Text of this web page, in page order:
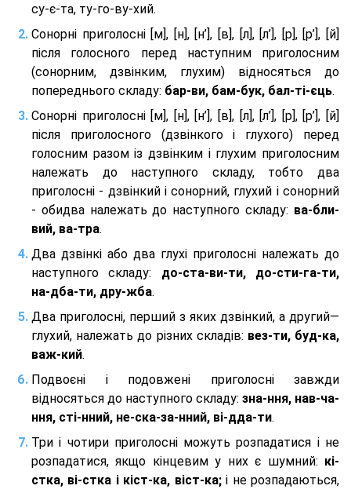
су-є-та, ту-го-ву-хий.
Сонорні приголосні [м], [н], [н’], [в], [л], [л’], [р], [р’], [й]
після голосного перед наступним приголосним
(сонорним, дзвінким, глухим) відносяться до
попереднього складу: бар-ви, бам-бук, бал-ті-єць.
Сонорні приголосні [м], [н], [н’], [в], [л], [л’], [р], [р’], [й]
після приголосного (дзвінкого і глухого) перед
голосним разом із дзвінким і глухим приголосним
належать до наступного складу, тобто два
приголосні - дзвінкий і сонорний, глухий і сонорний
- обидва належать до наступного складу: ва-бли-
вий, ва-тра.
Два дзвінкі або два глухі приголосні належать до
наступного складу: до-ста-ви-ти, до-сти-га-ти,
на-дба-ти, дру-жба.
Два приголосні, перший з яких дзвінкий, а другий—
глухий, належать до різних складів: вез-ти, буд-ка,
важ-кий.
Подвоєні і подовжені приголосні завжди
відносяться до наступного складу: зна-ння, нав-ча-
ння, сті-нний, не-ска-за-нний, ві-дда-ти.
Три і чотири приголосні можуть розпадатися і не
розпадатися, якщо кінцевим у них є шумний: кі-
стка, ві-стка і кіст-ка, віст-ка;і не розпадаються,